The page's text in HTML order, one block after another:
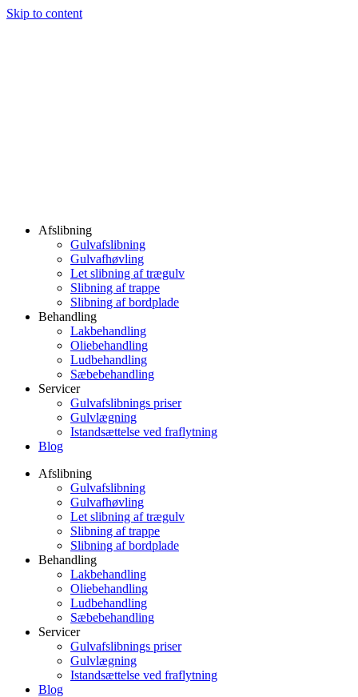
Skip to content
Afslibning
Gulvafslibning
Gulvafhøvling
Let slibning af trægulv
Slibning af trappe
Slibning af bordplade
Behandling
Lakbehandling
Oliebehandling
Ludbehandling
Sæbebehandling
Servicer
Gulvafslibnings priser
Gulvlægning
Istandsættelse ved fraflytning
Blog
Afslibning
Gulvafslibning
Gulvafhøvling
Let slibning af trægulv
Slibning af trappe
Slibning af bordplade
Behandling
Lakbehandling
Oliebehandling
Ludbehandling
Sæbebehandling
Servicer
Gulvafslibnings priser
Gulvlægning
Istandsættelse ved fraflytning
Blog